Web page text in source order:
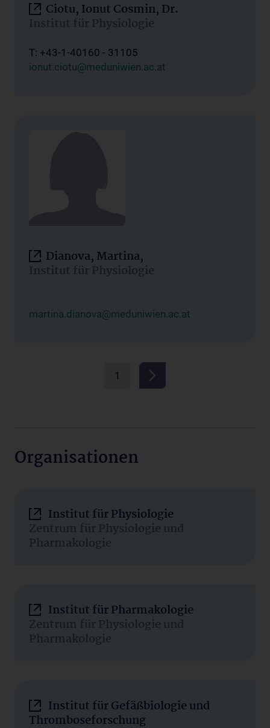
Ciotu, Ionut Cosmin, Dr.
Institut für Physiologie
T: +43-1-40160 - 31105
ionut.ciotu@meduniwien.ac.at
Dianova, Martina,
Institut für Physiologie
martina.dianova@meduniwien.ac.at
1
Organisationen
Institut für Physiologie
Zentrum für Physiologie und
Pharmakologie
Institut für Pharmakologie
Zentrum für Physiologie und
Pharmakologie
Institut für Gefäßbiologie und
Thromboseforschung